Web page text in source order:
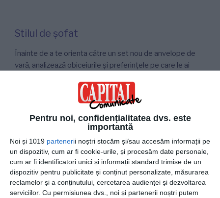
Pentru noi, confidențialitatea dvs. este
importantă
Noi și 1019 partenerii noștri stocăm și/sau accesăm informații pe
un dispozitiv, cum ar fi cookie-urile, și procesăm date personale,
cum ar fi identificatori unici și informații standard trimise de un
dispozitiv pentru publicitate și conținut personalizate, măsurarea
reclamelor și a conținutului, cercetarea audienței și dezvoltarea
serviciilor. Cu permisiunea dvs., noi și partenerii noștri putem
Stilul de șofat
Înainte de a te orienta către un set nou de anvelope de
vară, analizează obiceiurile și preferințele pe care le ai
acest aspect este important chiar și pentru alegerea
cauciucurilor. Anumite anvelope au o frânare excelentă,
altele se comportă mai bine pe noroi și ploaie ori au o
manevrabilitate foarte bună. Pe eticheta cauciucurilor,
premium sunt cele notate cu primele trei litere, diferența
fiind ca în condiții de ploaie, de pildă, distanța de frânare
de la 80 km/h la 0 poate fi cu 30% mai scurtă față de
pneurile din clasa F.